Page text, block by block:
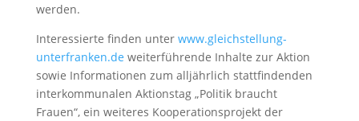
werden.
Interessierte finden unter www.gleichstellung-
unterfranken.de weiterführende Inhalte zur Aktion
sowie Informationen zum alljährlich stattfindenden
interkommunalen Aktionstag „Politik braucht
Frauen“, ein weiteres Kooperationsprojekt der